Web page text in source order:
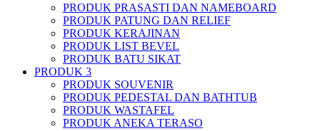
PRODUK PRASASTI DAN NAMEBOARD
PRODUK PATUNG DAN RELIEF
PRODUK KERAJINAN
PRODUK LIST BEVEL
PRODUK BATU SIKAT
PRODUK 3
PRODUK SOUVENIR
PRODUK PEDESTAL DAN BATHTUB
PRODUK WASTAFEL
PRODUK ANEKA TERASO